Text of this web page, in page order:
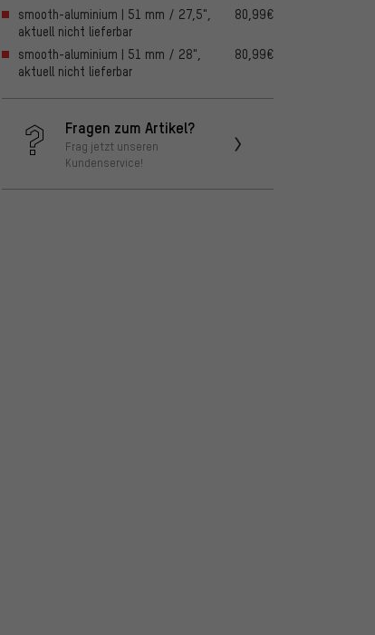
smooth-aluminium | 51 mm / 27,5",
aktuell nicht lieferbar
80,99€
smooth-aluminium | 51 mm / 28",
aktuell nicht lieferbar
80,99€
Fragen zum Artikel?
Frag jetzt unseren
Kundenservice!